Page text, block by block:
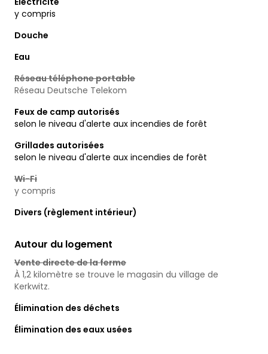
y compris
Douche
Eau
Réseau téléphone portable
Réseau Deutsche Telekom
Feux de camp autorisés
selon le niveau d'alerte aux incendies de forêt
Grillades autorisées
selon le niveau d'alerte aux incendies de forêt
Wi-Fi
y compris
Divers (règlement intérieur)
Autour du logement
Vente directe de la ferme
À 1,2 kilomètre se trouve le magasin du village de
Kerkwitz.
Élimination des déchets
Élimination des eaux usées